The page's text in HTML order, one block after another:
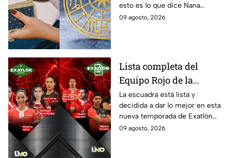
cuidado con sus
finanzas y evitar los
esto es lo que dice Nana
Calistar en sus predicciones
09 agosto, 2026
Lista completa del
Equipo Rojo de la
décima Temporada de
Exatlón México
La escuadra está lista y
decidida a dar lo mejor en esta
nueva temporada de Exatlón
México.
09 agosto, 2026